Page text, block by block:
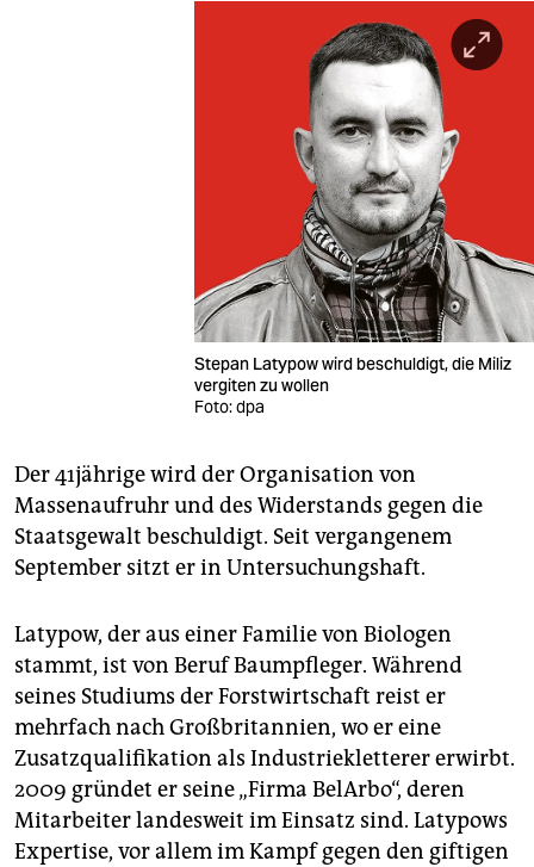
Stepan Latypow wird beschuldigt, die Miliz
vergiten zu wollen
Foto: dpa
Der 41jährige wird der Organisation von
Massenaufruhr und des Widerstands gegen die
Staatsgewalt beschuldigt. Seit vergangenem
September sitzt er in Untersuchungshaft.
Latypow, der aus einer Familie von Biologen
stammt, ist von Beruf Baumpfleger. Während
seines Studiums der Forstwirtschaft reist er
mehrfach nach Großbritannien, wo er eine
Zusatzqualifikation als Industriekletterer erwirbt.
2009 gründet er seine „Firma BelArbo“, deren
Mitarbeiter landesweit im Einsatz sind. Latypows
Expertise, vor allem im Kampf gegen den giftigen